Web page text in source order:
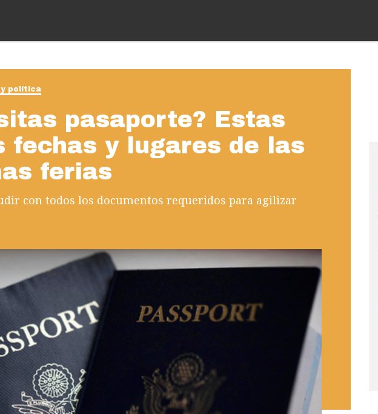
y política
pasaporte? Estas
fechas y lugares de las
ferias
con todos los documentos requeridos para agilizar